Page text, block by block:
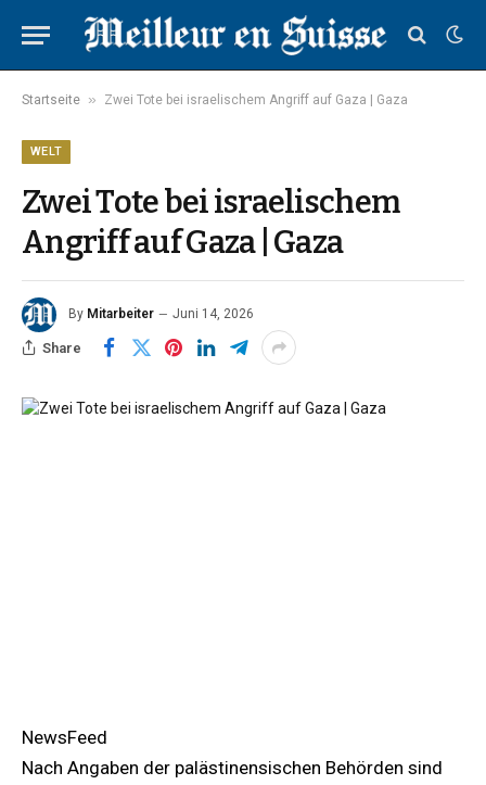
Startseite » Zwei Tote bei israelischem Angriff auf Gaza | Gaza
WELT
Zwei Tote bei israelischem
Angriff auf Gaza | Gaza
By Mitarbeiter Juni 14, 2026
Share
NewsFeed
Nach Angaben der palästinensischen Behörden sind